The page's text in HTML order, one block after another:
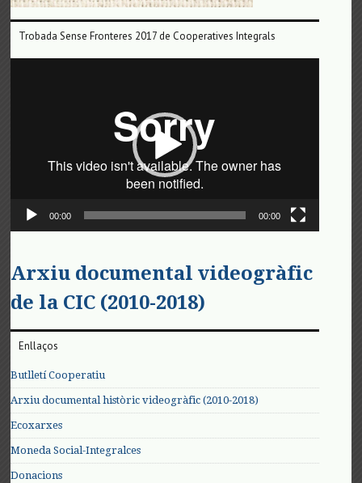
Trobada Sense Fronteres 2017 de Cooperatives Integrals
00:00 00:00
Arxiu documental videogràfic
de la CIC (2010-2018)
Enllaços
Butlletí Cooperatiu
Arxiu documental històric videogràfic (2010-2018)
Ecoxarxes
Moneda Social-Integralces
Donacions